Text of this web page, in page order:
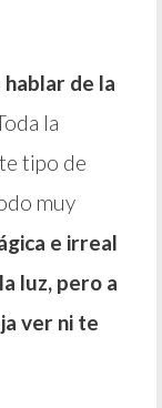
hablar de la
la
tipo de
muy
e irreal
luz, pero a
ver ni te